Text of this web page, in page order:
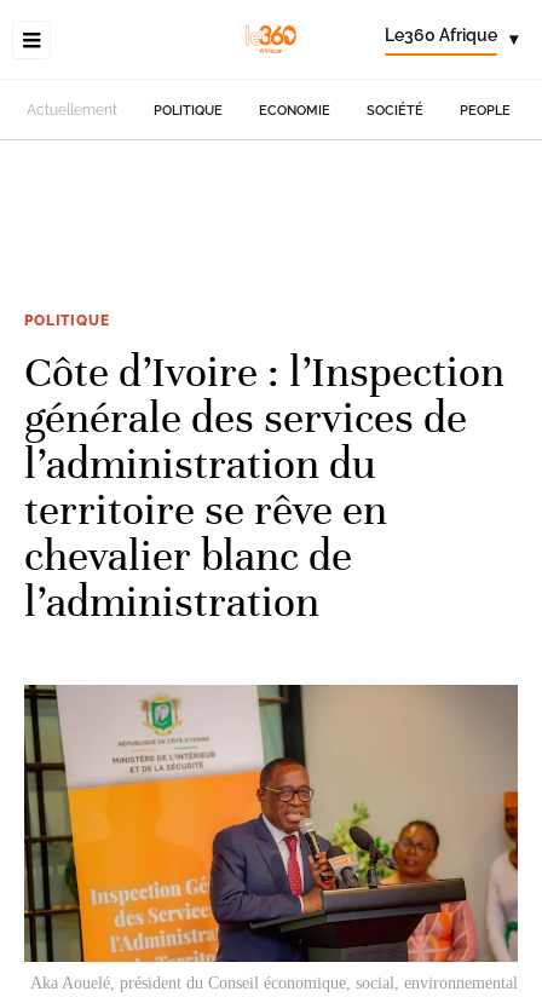
Le360 Afrique ▾
Actuellement POLITIQUE ECONOMIE SOCIÉTÉ PEOPLE
POLITIQUE
Côte d’Ivoire : l’Inspection
générale des services de
l’administration du
territoire se rêve en
chevalier blanc de
l’administration
Aka Aouelé, président du Conseil économique, social, environnemental